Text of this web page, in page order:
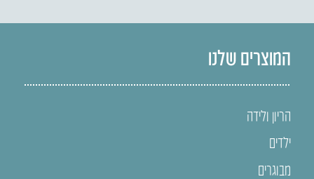
המוצרים שלנו
הריון ולידה
ילדים
מבוגרים